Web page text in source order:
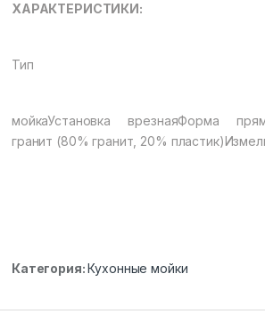
ХАРАКТЕРИСТИКИ:
Тип
мойкаУстановка врезнаяФорма
гранит (80% гранит, 20%
Категория:Кухонные мойки